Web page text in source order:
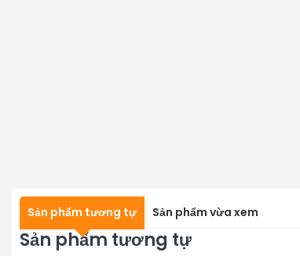
Sản phẩm tương tự Sản phẩm vừa xem
Sản phẩm tương tự